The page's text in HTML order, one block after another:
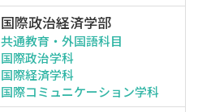
国際政治経済学部
共通教育・外国語科目
国際政治学科
国際経済学科
国際コミュニケーション学科